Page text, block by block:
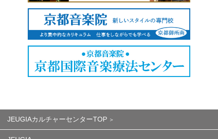
JEUGIAカルチャーセンターTOP